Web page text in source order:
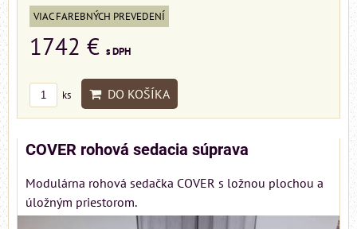
VIAC FAREBNÝCH PREVEDENÍ
1742 € s DPH
ks DO KOŠÍKA
COVER rohová sedacia súprava
Modulárna rohová sedačka COVER s ložnou plochou a
úložným priestorom.